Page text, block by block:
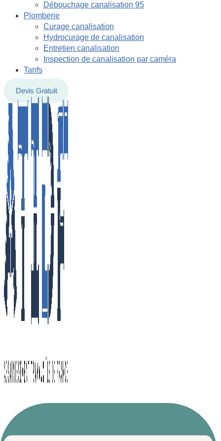
Débouchage canalisation 95
Plomberie
Curage canalisation
Hydrocurage de canalisation
Entretien canalisation
Inspection de canalisation par caméra
Tarifs
Devis Gratuit